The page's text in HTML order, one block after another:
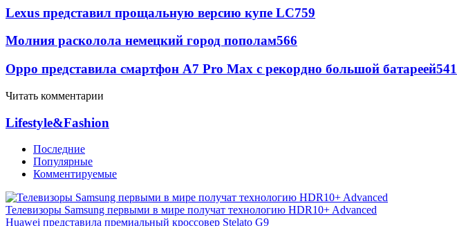
Lexus представил прощальную версию купе LC759
Молния расколола немецкий город пополам566
Oppo представила смартфон A7 Pro Max с рекордно большой батареей541
Читать комментарии
Lifestyle&Fashion
Последние
Популярные
Комментируемые
Телевизоры Samsung первыми в мире получат технологию HDR10+ Advanced
Huawei представила премиальный кроссовер Stelato G9